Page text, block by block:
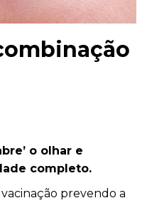
o olhar e
completo.
prevendo a